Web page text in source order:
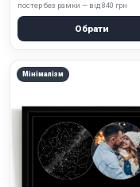
постер без рамки — від 840 грн
Обрати
Мінімалізм